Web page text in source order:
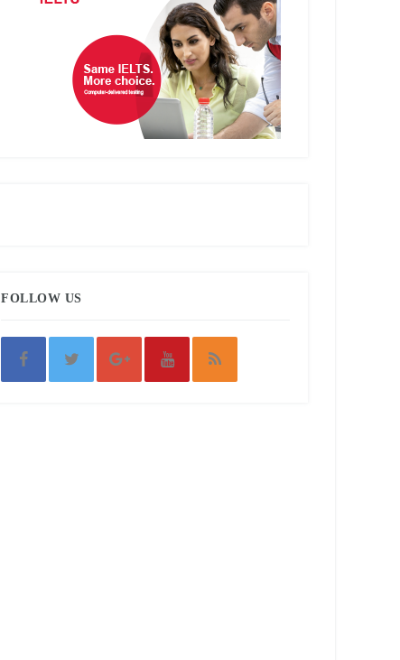
FOLLOW US